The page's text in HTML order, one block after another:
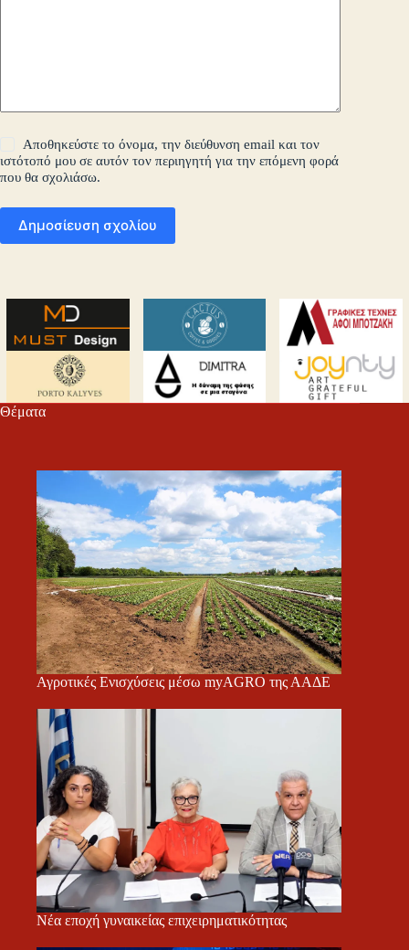
Αποθηκεύστε το όνομα, την διεύθυνση email και τον
ιστότοπό μου σε αυτόν τον περιηγητή για την επόμενη φορά
που θα σχολιάσω.
Δημοσίευση σχολίου
Θέματα
Αγροτικές Ενισχύσεις μέσω myAGRO της ΑΑΔΕ
Νέα εποχή γυναικείας επιχειρηματικότητας